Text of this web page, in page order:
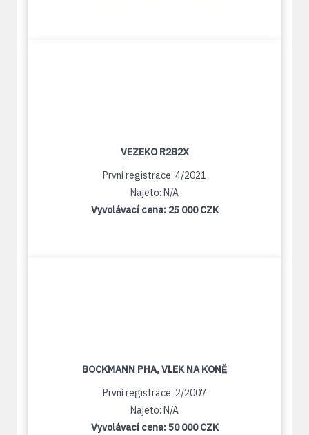
VEZEKO R2B2X
První registrace: 4/2021
Najeto: N/A
Vyvolávací cena: 25 000 CZK
BOCKMANN PHA, VLEK NA KONĚ
První registrace: 2/2007
Najeto: N/A
Vyvolávací cena:50 000 CZK